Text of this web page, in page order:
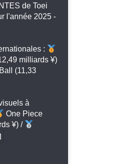
de Toei
l'année 2025 -
:
milliards ¥)
(11,33
à
One Piece
¥) /